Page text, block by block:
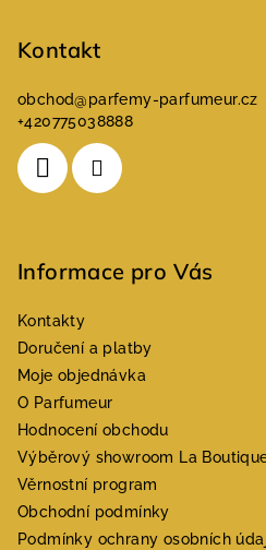
Kontakt
obchod@parfemy-parfumeur.cz
+420775038888
Informace pro Vás
Kontakty
Doručení a platby
Moje objednávka
O Parfumeur
Hodnocení obchodu
Výběrový showroom La
Věrnostní program
Obchodní podmínky
Podmínky ochrany osobních